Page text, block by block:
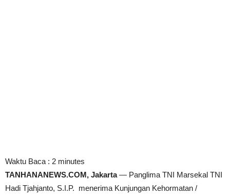
Waktu Baca : 2 minutes
TANHANANEWS.COM, Jakarta— Panglima TNI Marsekal TNI
Hadi Tjahjanto, S.I.P. menerima Kunjungan Kehormatan /